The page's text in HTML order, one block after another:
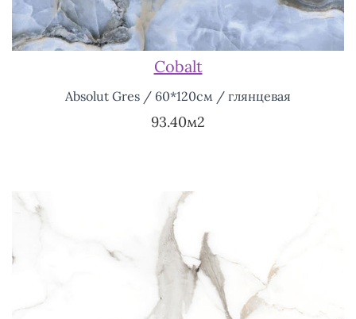
Cobalt
Absolut Gres / 60*120см / глянцевая
93.40м2